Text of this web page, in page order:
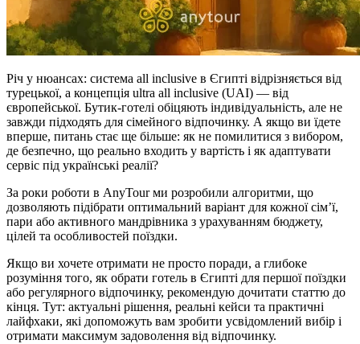
Річ у нюансах: система all inclusive в Єгипті відрізняється від
турецької, а концепція ultra all inclusive (UAI) — від
європейської. Бутик-готелі обіцяють індивідуальність, але не
завжди підходять для сімейного відпочинку. А якщо ви їдете
вперше, питань стає ще більше: як не помилитися з вибором,
де безпечно, що реально входить у вартість і як адаптувати
сервіс під українські реалії?
За роки роботи в AnyTour ми розробили алгоритми, що
дозволяють підібрати оптимальний варіант для кожної сім’ї,
пари або активного мандрівника з урахуванням бюджету,
цілей та особливостей поїздки.
Якщо ви хочете отримати не просто поради, а глибоке
розуміння того, як обрати готель в Єгипті для першої поїздки
або регулярного відпочинку, рекомендую дочитати статтю до
кінця. Тут: актуальні рішення, реальні кейси та практичні
лайфхаки, які допоможуть вам зробити усвідомлений вибір і
отримати максимум задоволення від відпочинку.